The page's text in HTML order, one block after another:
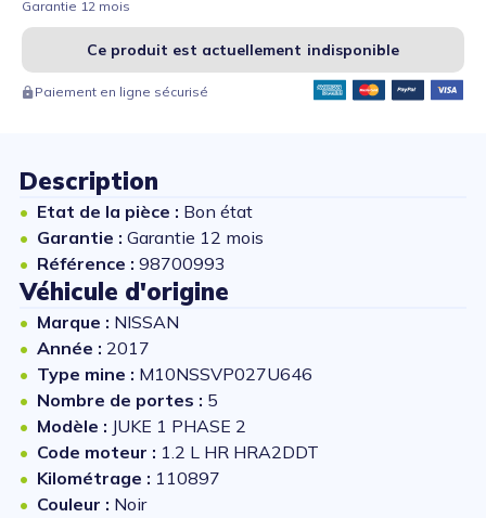
Garantie 12 mois
Ce produit est actuellement indisponible
Paiement en ligne sécurisé
Description
Etat de la pièce : Bon état
Garantie : Garantie 12 mois
Référence : 98700993
Véhicule d'origine
Marque : NISSAN
Année : 2017
Type mine : M10NSSVP027U646
Nombre de portes : 5
Modèle : JUKE 1 PHASE 2
Code moteur : 1.2 L HR HRA2DDT
Kilométrage : 110897
Couleur : Noir